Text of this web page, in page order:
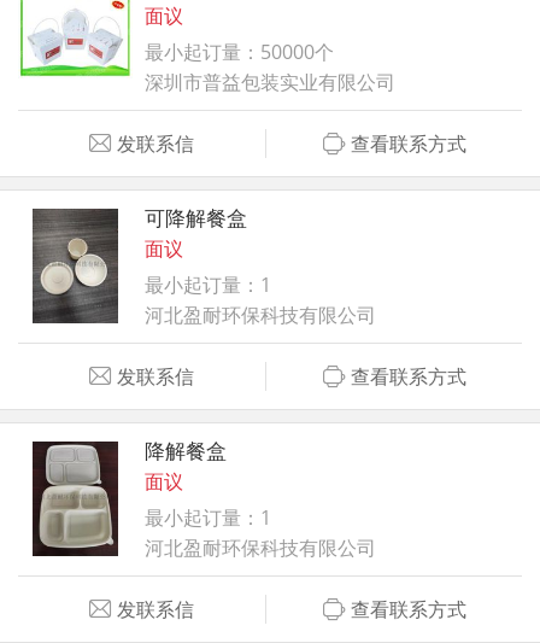
面议
最小起订量：50000个
深圳市普益包装实业有限公司
发联系信 查看联系方式
可降解餐盒
面议
最小起订量：1
河北盈耐环保科技有限公司
发联系信 查看联系方式
降解餐盒
面议
最小起订量：1
河北盈耐环保科技有限公司
发联系信 查看联系方式